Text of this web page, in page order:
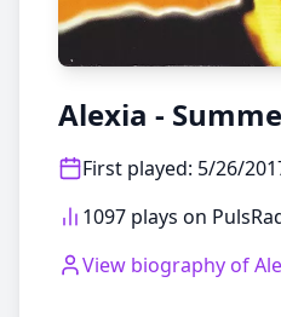
Alexia -
First played: 5/26/
1097 plays on
View biography of